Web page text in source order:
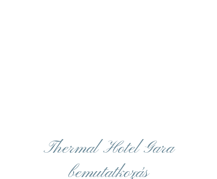
Thermal Hotel Gara
bemutatkozás